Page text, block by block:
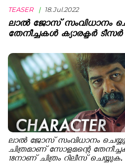
TEASER | 18.Jul.2022
ലാല്‍ ജോസ് സംവിധാനം
തേനീച്ചകള്‍ ക്യാരക്ടര്‍ ടീസര്‍
ലാല്‍ ജോസ് സംവിധാനം
ചിത്രമാണ് സോളമന്റെ
18നാണ് ചിത്രം റിലീസ്